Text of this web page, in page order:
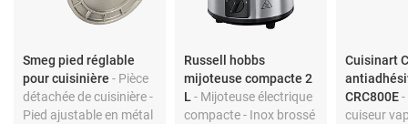
Smeg pied réglable
pour cuisinière - Pièce
détachée de cuisinière -
Pied ajustable en métal
Russell hobbs
mijoteuse compacte 2
L- Mijoteuse électrique
compacte - Inox brossé
Cuisinart
CRC800E
cuiseur